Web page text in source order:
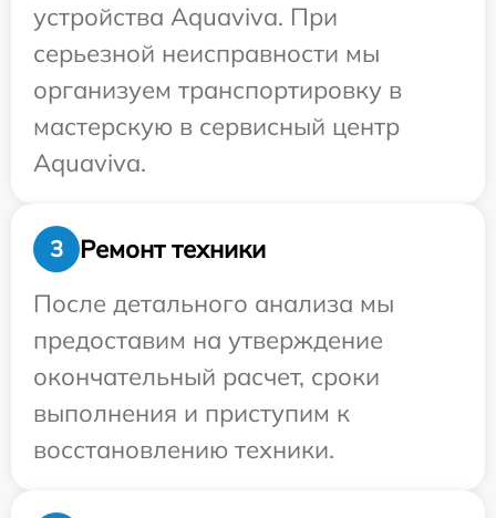
устройства Aquaviva. При
серьезной неисправности мы
организуем транспортировку в
мастерскую в сервисный центр
Aquaviva.
3
Ремонт техники
После детального анализа мы
предоставим на утверждение
окончательный расчет, сроки
выполнения и приступим к
восстановлению техники.